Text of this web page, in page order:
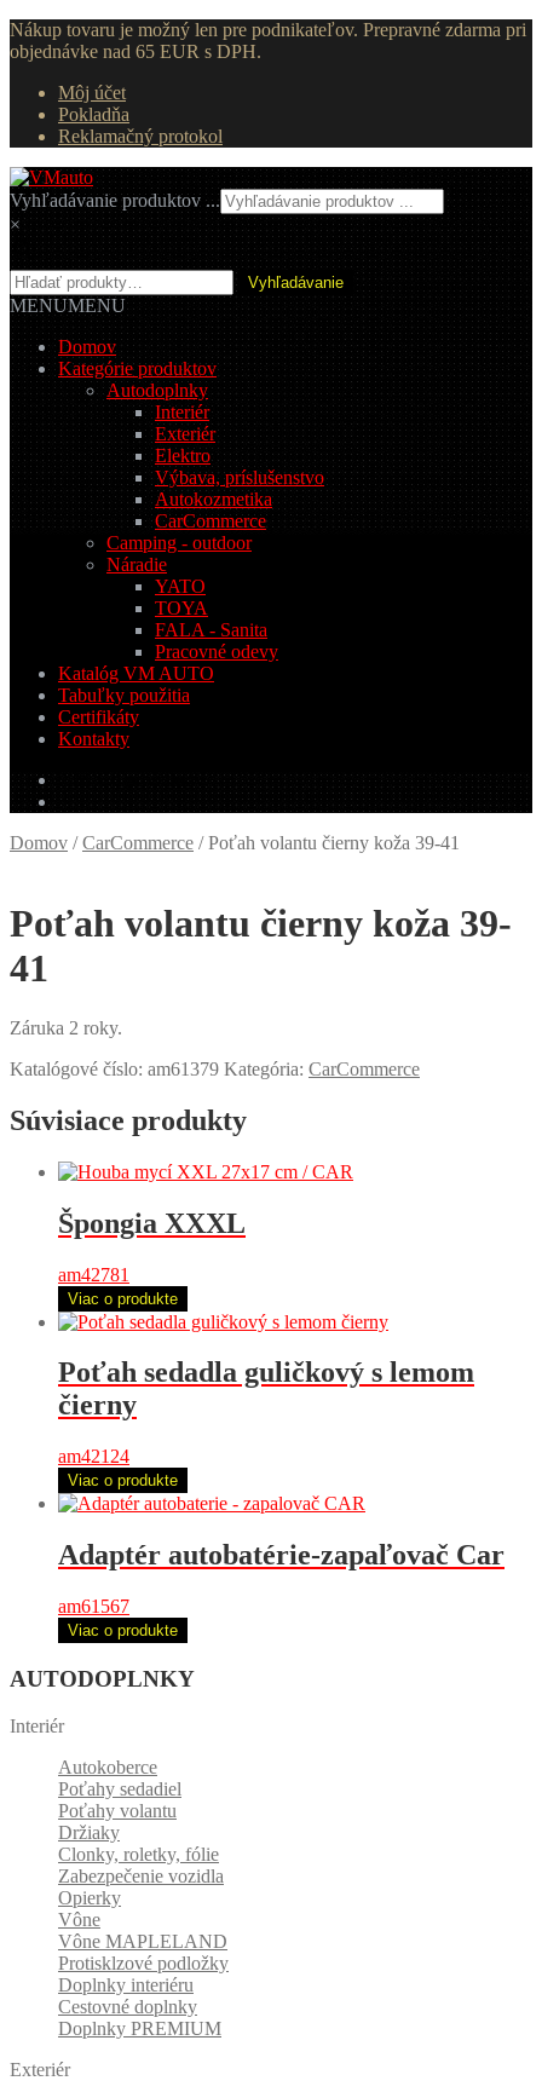
Nákup tovaru je možný len pre podnikateľov. Prepravné zdarma pri
objednávke nad 65 EUR s DPH.
Môj účet
Pokladňa
Reklamačný protokol
Preskočiť
na
navigáciu
Preskočiť
na
obsah
Vyhľadávanie produktov ...
×
Hľadať: Vyhľadávanie
MENUMENU
Domov
Kategórie produktov
Autodoplnky
Interiér
Exteriér
Elektro
Výbava, príslušenstvo
Autokozmetika
CarCommerce
Camping - outdoor
Náradie
YATO
TOYA
FALA - Sanita
Pracovné odevy
Katalóg VM AUTO
Tabuľky použitia
Certifikáty
Kontakty
0.00 € 0 produktov
Domov /CarCommerce /Poťah volantu čierny koža 39-41
Poťah volantu čierny koža 39-
41
Záruka 2 roky.
Katalógové číslo: am61379 Kategória: CarCommerce
Súvisiace produkty
Špongia XXXL
am42781
Viac o produkte
Poťah sedadla guličkový s lemom
čierny
am42124
Viac o produkte
Adaptér autobatérie-zapaľovač Car
am61567
Viac o produkte
AUTODOPLNKY
Interiér
Autokoberce
Poťahy sedadiel
Poťahy volantu
Držiaky
Clonky, roletky, fólie
Zabezpečenie vozidla
Opierky
Vône
Vône MAPLELAND
Protisklzové podložky
Doplnky interiéru
Cestovné doplnky
Doplnky PREMIUM
Exteriér